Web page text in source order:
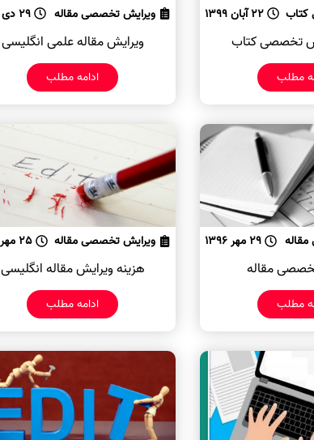
تخصصی کتاب
مطلب
ویرایش تخصصی مقاله
ویرایش مقاله علمی انگلیسی
ادامه مطلب
مقاله
مطلب
ویرایش تخصصی مقاله
هزینه ویرایش مقاله انگلیسی
ادامه مطلب